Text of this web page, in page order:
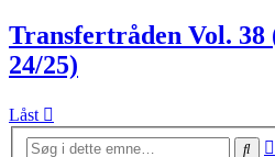
Transfertråden Vol.
24/25)
Låst
Søg